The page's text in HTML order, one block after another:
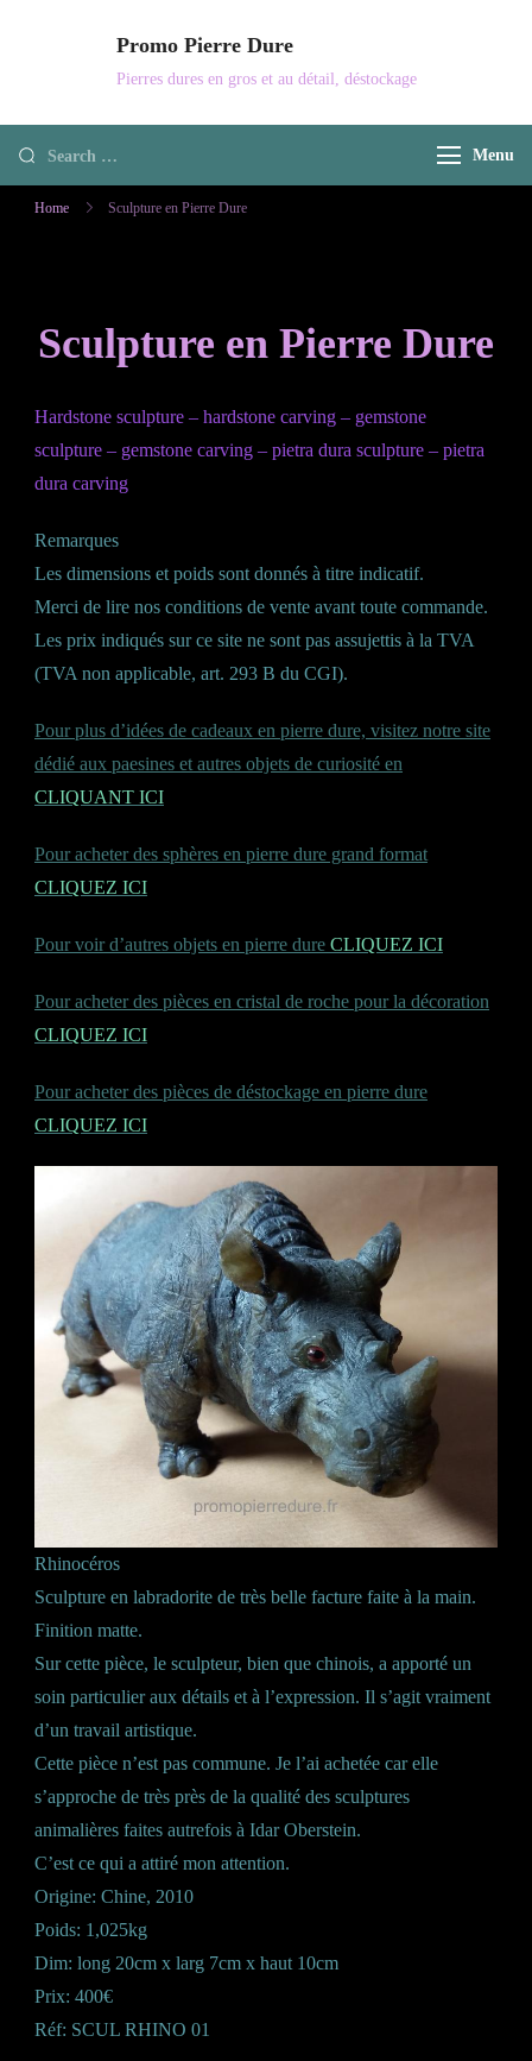
Promo Pierre Dure
Pierres dures en gros et au détail, déstockage
Looking
for
Something?
Menu
Home Sculpture en Pierre Dure
Sculpture en Pierre Dure
Hardstone sculpture – hardstone carving – gemstone
sculpture – gemstone carving – pietra dura sculpture – pietra
dura carving
Remarques
Les dimensions et poids sont donnés à titre indicatif.
Merci de lire nos conditions de vente avant toute commande.
Les prix indiqués sur ce site ne sont pas assujettis à la TVA
(TVA non applicable, art. 293 B du CGI).
Pour plus d’idées de cadeaux en pierre dure, visitez notre site
dédié aux paesines et autres objets de curiosité en
CLIQUANT ICI
Pour acheter des sphères en pierre dure grand format
CLIQUEZ ICI
Pour voir d’autres objets en pierre dure CLIQUEZ ICI
Pour acheter des pièces en cristal de roche pour la décoration
CLIQUEZ ICI
Pour acheter des pièces de déstockage en pierre dure
CLIQUEZ ICI
Rhinocéros
Sculpture en labradorite de très belle facture faite à la main.
Finition matte.
Sur cette pièce, le sculpteur, bien que chinois, a apporté un
soin particulier aux détails et à l’expression. Il s’agit vraiment
d’un travail artistique.
Cette pièce n’est pas commune. Je l’ai achetée car elle
s’approche de très près de la qualité des sculptures
animalières faites autrefois à Idar Oberstein.
C’est ce qui a attiré mon attention.
Origine: Chine, 2010
Poids: 1,025kg
Dim: long 20cm x larg 7cm x haut 10cm
Prix: 400€
Réf: SCUL RHINO 01